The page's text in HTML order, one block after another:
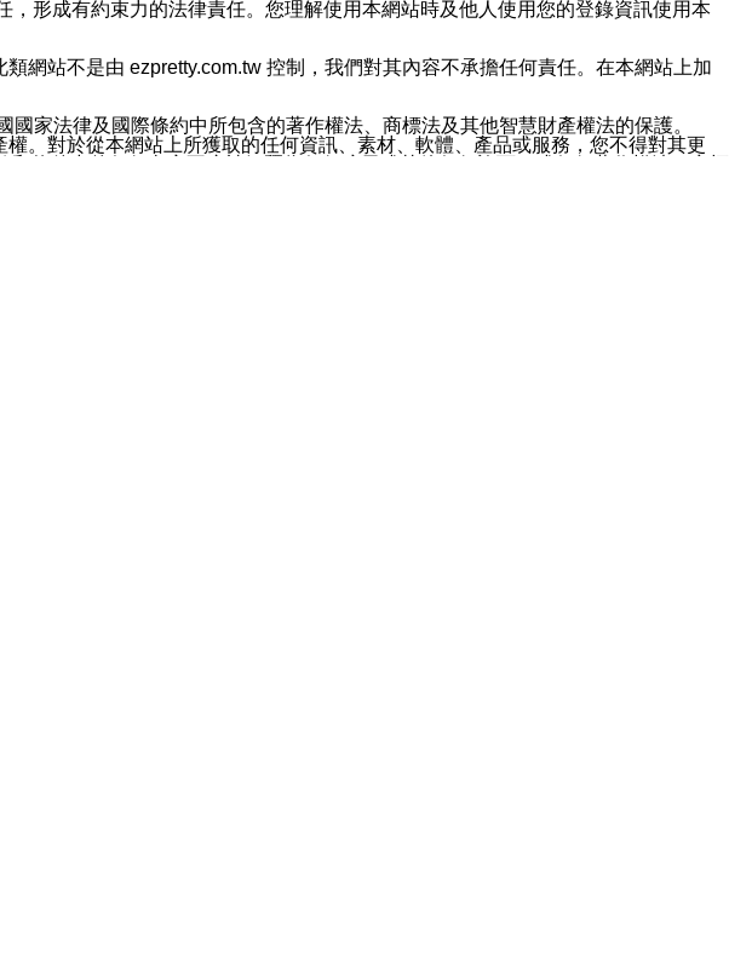
形成有約束力的法律責任。您理解使用本網站時及他人使用您的登錄資訊使用本
網站不是由 ezpretty.com.tw 控制，我們對其內容不承擔任何責任。在本網站上加
家法律及國際條約中所包含的著作權法、商標法及其他智慧財產權法的保護。
。對於從本網站上所獲取的任何資訊、素材、軟體、產品或服務，您不得對其更